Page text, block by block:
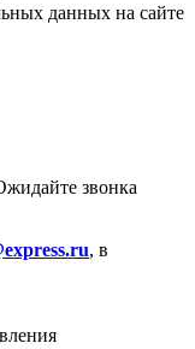
данных на сайте
звонка
, в